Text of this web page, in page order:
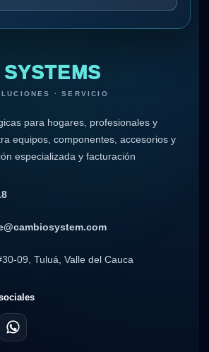
SYSTEMS
· SERVICIO
para hogares, profesionales y
equipos, componentes, accesorios y
especializada y facturación
09, Tuluá, Valle del Cauca